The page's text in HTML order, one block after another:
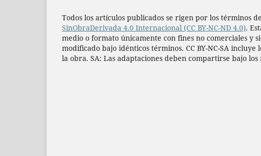
Todos los artí­culos publicados se rigen por los términos
SinObraDerivada 4.0 Internacional (CC BY-NC-ND 4.0).
medio o formato únicamente con fines no comerciales
modificado bajo idénticos términos. CC BY-NC-SA
la obra. SA: Las adaptaciones deben compartirse bajo los